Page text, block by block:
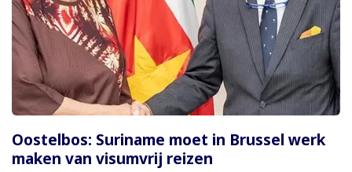
Oostelbos: Suriname moet in Brussel werk
maken van visumvrij reizen